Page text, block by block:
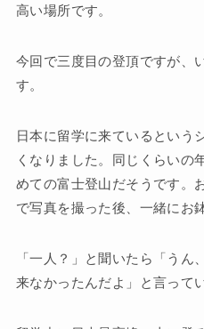
高い場所です。
今回で三度目の登頂ですが、
す。
日本に留学に来ているという
くなりました。同じくらいの
めての富士登山だそうです。
で写真を撮った後、一緒にお
「一人？」と聞いたら「うん
来なかったんだよ」と言って